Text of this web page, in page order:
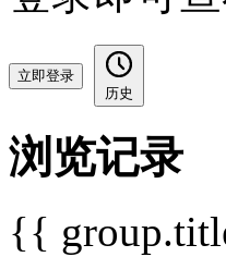
立即登录
历史
浏览记录
{{